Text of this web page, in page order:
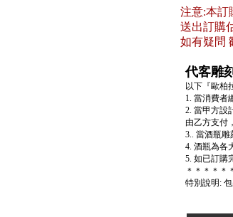
注意:本訂
送出訂購
如有疑問
代客雕
以下『歐柏
1. 當消費者
2. 當甲方設
由乙方支付
3.. 當酒瓶
4. 酒瓶為各
5. 如已訂購
＊＊＊＊＊
特別說明: